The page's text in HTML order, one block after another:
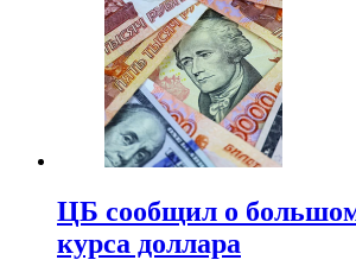
ЦБ сообщил о
курса доллара